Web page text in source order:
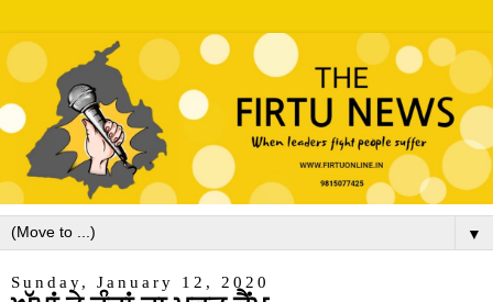
▼
Sunday, January 12, 2020